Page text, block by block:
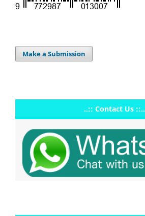
Make a Submission
..:: Contact Us ::..